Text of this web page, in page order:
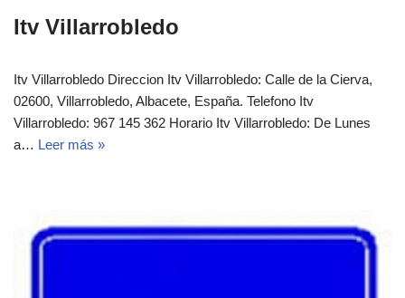
Itv Villarrobledo
Itv Villarrobledo Direccion Itv Villarrobledo: Calle de la Cierva,
02600, Villarrobledo, Albacete, España.‎‎ Telefono Itv
Villarrobledo: 967 145 362 Horario Itv Villarrobledo: De Lunes
a… Leer más »